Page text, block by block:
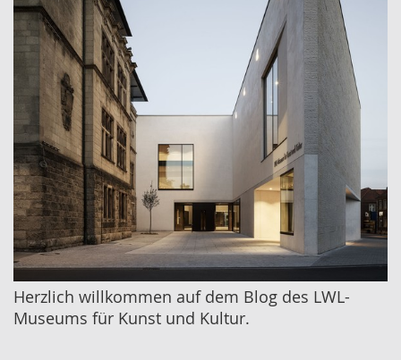
Herzlich willkommen auf dem Blog des LWL-
Museums für Kunst und Kultur.